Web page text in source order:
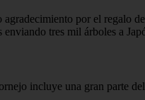
por el regalo
tres mil árboles a
incluye una gran parte